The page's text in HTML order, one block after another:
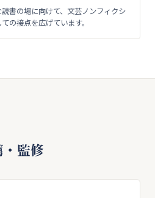
書の場に向けて、文芸ノンフィクシ
の接点を広げています。
監修